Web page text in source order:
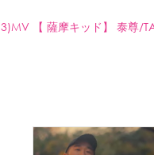
3)MV 【 薩摩キッド】 泰尊/